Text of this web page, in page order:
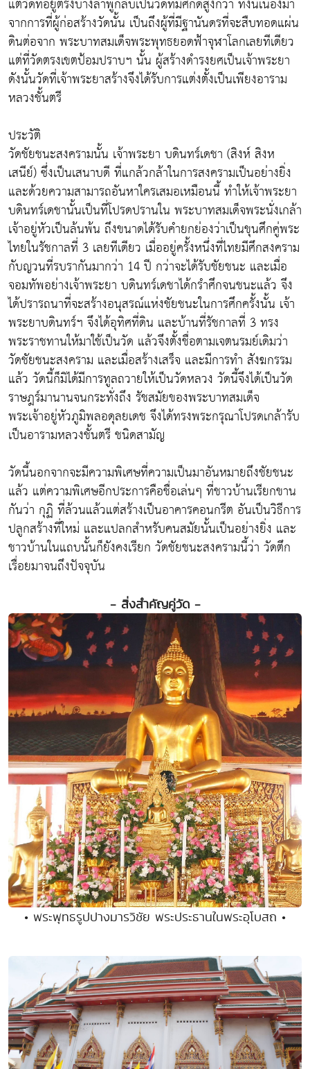
จากการที่ผู้ก่อสร้างวัดนั้น เป็นถึงผู้ที่มีฐานันดรที่จะสืบทอดแผ่น
ดินต่อจาก พระบาทสมเด็จพระพุทธยอดฟ้าจุฬาโลกเลยทีเดียว
แต่ที่วัดตรงเขตป้อมปราบฯ นั้น ผู้สร้างดำรงยศเป็นเจ้าพระยา
ดังนั้นวัดที่เจ้าพระยาสร้างจึงได้รับการแต่งตั้งเป็นเพียงอาราม
หลวงชั้นตรี
ประวัติ
วัดชัยชนะสงครามนั้น เจ้าพระยา บดินทร์เดชา (สิงห์ สิงห
เสนีย์) ซึ่งเป็นเสนาบดี ที่แกล้วกล้าในการสงครามเป็นอย่างยิ่ง
และด้วยความสามารถอันหาใครเสมอเหมือนนี้ ทำให้เจ้าพระยา
บดินทร์เดชานั้นเป็นที่โปรดปรานใน พระบาทสมเด็จพระนั่งเกล้า
เจ้าอยู่หัวเป็นล้นพ้น ถึงขนาดได้รับคำยกย่องว่าเป็นขุนศึกคู่พระ
ไทยในรัชกาลที่ 3 เลยทีเดียว เมื่ออยู่ครั้งหนึ่งที่ไทยมีศึกสงคราม
กับญวนที่รบรากันมากว่า 14 ปี กว่าจะได้รับชัยชนะ และเมื่อ
จอมทัพอย่างเจ้าพระยา บดินทร์เดชาได้กรำศึกจนชนะแล้ว จึง
ได้ปรารถนาที่จะสร้างอนุสรณ์แห่งชัยชนะในการศึกครั้งนั้น เจ้า
พระยาบดินทร์ฯ จึงได้อุทิศที่ดิน และบ้านที่รัชกาลที่ 3 ทรง
พระราชทานให้มาใช้เป็นวัด แล้วจึงตั้งชื่อตามเจตนรมย์เดิมว่า
วัดชัยชนะสงคราม และเมื่อสร้างเสร็จ และมีการทำ สังฆกรรม
แล้ว วัดนี้ก็มิได้มีการทูลถวายให้เป็นวัดหลวง วัดนี้จึงได้เป็นวัด
ราษฎร์มานานจนกระทั่งถึง รัชสมัยของพระบาทสมเด็จ
พระเจ้าอยู่หัวภูมิพลอดุลยเดช จึงได้ทรงพระกรุณาโปรดเกล้ารับ
เป็นอารามหลวงชั้นตรี ชนิดสามัญ
วัดนี้นอกจากจะมีความพิเศษที่ความเป็นมาอันหมายถึงชัยชนะ
แล้ว แต่ความพิเศษอีกประการคือชื่อเล่นๆ ที่ชาวบ้านเรียกขาน
กันว่า กุฏิ ที่ล้วนแล้วแต่สร้างเป็นอาคารคอนกรีต อันเป็นวิธีการ
ปลูกสร้างที่ใหม่ และแปลกสำหรับคนสมัยนั้นเป็นอย่างยิ่ง และ
ชาวบ้านในแถบนั้นก็ยังคงเรียก วัดชัยชนะสงครามนี้ว่า วัดตึก
เรื่อยมาจนถึงปัจจุบัน
- สิ่งสำคัญคู่วัด -
• พระพุทธรูปปางมารวิชัย พระประธานในพระอุโบสถ •